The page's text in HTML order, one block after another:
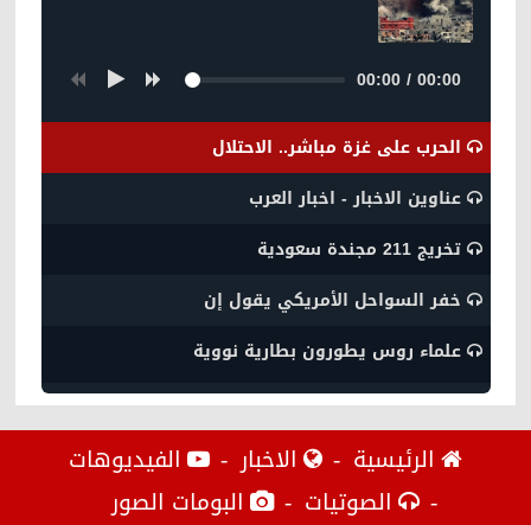
00:00/00:00
الحرب على غزة مباشر.. الاحتلال
عناوين الاخبار - اخبار العرب
تخريج 211 مجندة سعودية
خفر السواحل الأمريكي يقول إن
علماء روس يطورون بطارية نووية
الرئيسية الاخبار
الفيديوهات
الصوتيات
البومات الصور